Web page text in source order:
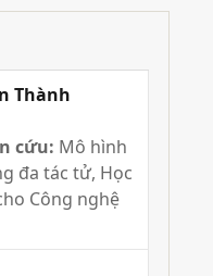
Thành
cứu: Mô hình
đa tác tử, Học
Công nghệ